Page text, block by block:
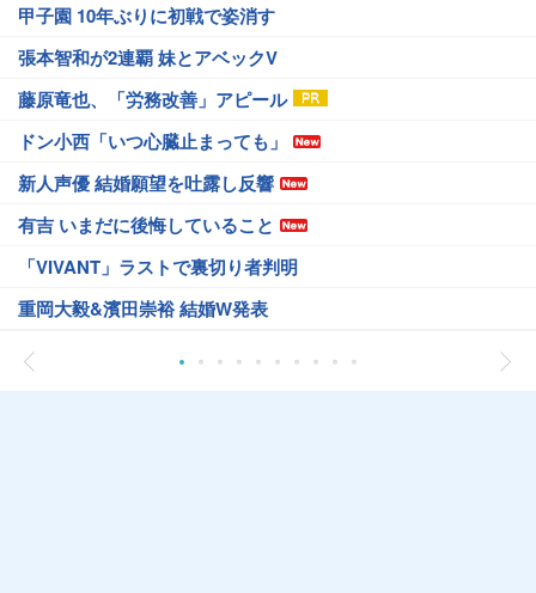
甲子園 10年ぶりに初戦で姿消す
張本智和が2連覇 妹とアベックV
藤原竜也、「労務改善」アピール
ドン小西「いつ心臓止まっても」
新人声優 結婚願望を吐露し反響
有吉 いまだに後悔していること
「VIVANT」ラストで裏切り者判明
重岡大毅&濱田崇裕 結婚W発表